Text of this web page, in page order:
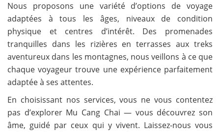
Nous proposons une variété d’options de voyage
adaptées à tous les âges, niveaux de condition
physique et centres d’intérêt. Des promenades
tranquilles dans les rizières en terrasses aux treks
aventureux dans les montagnes, nous veillons à ce que
chaque voyageur trouve une expérience parfaitement
adaptée à ses attentes.
En choisissant nos services, vous ne vous contentez
pas d’explorer Mu Cang Chai — vous découvrez son
âme, guidé par ceux qui y vivent. Laissez-nous vous